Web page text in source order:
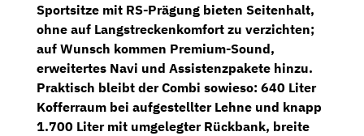
Sportsitze mit RS-Prägung bieten Seitenhalt,
ohne auf Langstreckenkomfort zu verzichten;
auf Wunsch kommen Premium-Sound,
erweitertes Navi und Assistenzpakete hinzu.
Praktisch bleibt der Combi sowieso: 640 Liter
Kofferraum bei aufgestellter Lehne und knapp
1.700 Litermit umgelegter Rückbank, breite